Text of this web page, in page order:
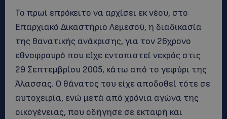
Το πρωί επρόκειτο να αρχίσει εκ νέου, στο
Επαρχιακό Δικαστήριο Λεμεσού, η διαδικασία
της θανατικής ανάκρισης, για τον 26χρονο
εθνοφρουρό που είχε εντοπιστεί νεκρός στις
29 Σεπτεμβρίου 2005, κάτω από το γεφύρι της
Άλασσας. Ο θάνατος του είχε αποδοθεί τότε σε
αυτοχειρία, ενώ μετά από χρόνια αγώνα της
οικογένειας, που οδήγησε σε εκταφή και